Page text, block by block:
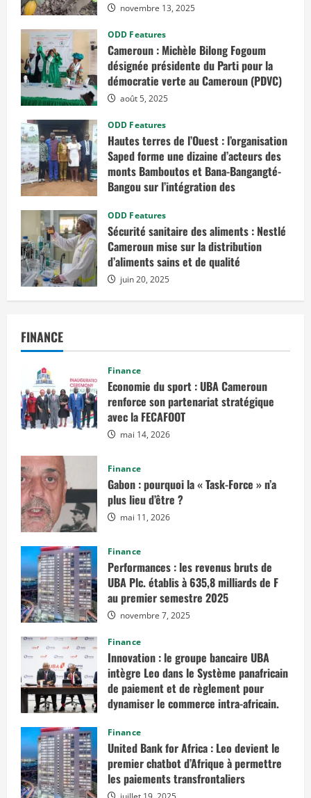
novembre 13, 2025
ODD Features
Cameroun : Michèle Bilong Fogoum
désignée présidente du Parti pour la
démocratie verte au Cameroun (PDVC)
août 5, 2025
ODD Features
Hautes terres de l’Ouest : l’organisation
Saped forme une dizaine d’acteurs des
monts Bamboutos et Bana-Bangangté-
Bangou sur l’intégration des
projets de développement
juillet 23, 2025
ODD Features
Sécurité sanitaire des aliments : Nestlé
Cameroun mise sur la distribution
d’aliments sains et de qualité
juin 20, 2025
FINANCE
Finance
Economie du sport : UBA Cameroun
renforce son partenariat stratégique
avec la FECAFOOT
mai 14, 2026
Finance
Gabon : pourquoi la « Task-Force » n’a
plus lieu d’être ?
mai 11, 2026
Finance
Performances : les revenus bruts de
UBA Plc. établis à 635,8 milliards de F
au premier semestre 2025
novembre 7, 2025
Finance
Innovation : le groupe bancaire UBA
intègre Leo dans le Système panafricain
de paiement et de règlement pour
dynamiser le commerce intra-africain.
Finance
United Bank for Africa : Leo devient le
premier chatbot d’Afrique à permettre
les paiements transfrontaliers